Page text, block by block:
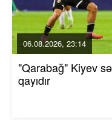
06.08.2026, 23:14
"Qarabağ" Kiyev
qayıdır